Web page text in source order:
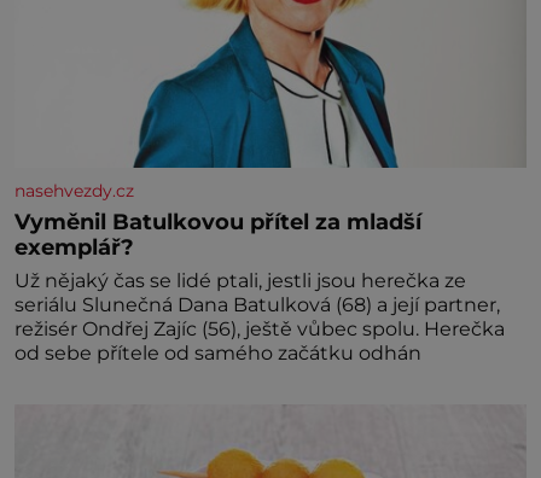
nasehvezdy.cz
Vyměnil Batulkovou přítel za mladší
exemplář?
Už nějaký čas se lidé ptali, jestli jsou herečka ze
seriálu Slunečná Dana Batulková (68) a její partner,
režisér Ondřej Zajíc (56), ještě vůbec spolu. Herečka
od sebe přítele od samého začátku odhán